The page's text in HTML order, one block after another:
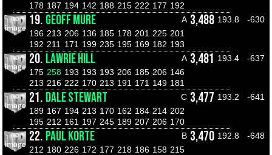
178 187 194 142 188 215 222 177 192
19. GEOFF MURE A 3,488 193.8
-630
196 213 206 136 185 178 201 225 201
192 211 171 199 235 195 169 182 193
20. LAWRIE HILL A 3,481 193.4
-637
175 258 193 193 193 206 185 206 146
213 216 222 170 213 191 171 149 181
21. DALE STEWART C 3,477 193.2
-641
189 167 194 213 170 162 184 214 202
195 212 161 197 245 189 207 206 170
22. PAUL KORTE B 3,470 192.8
-648
212 180 226 172 177 218 186 158 215